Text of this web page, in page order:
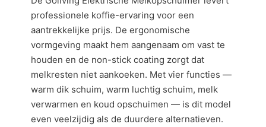
professionele koffie-ervaring voor een
aantrekkelijke prijs. De ergonomische
vormgeving maakt hem aangenaam om vast te
houden en de non-stick coating zorgt dat
melkresten niet aankoeken. Met vier functies —
warm dik schuim, warm luchtig schuim, melk
verwarmen en koud opschuimen — is dit model
even veelzijdig als de duurdere alternatieven.